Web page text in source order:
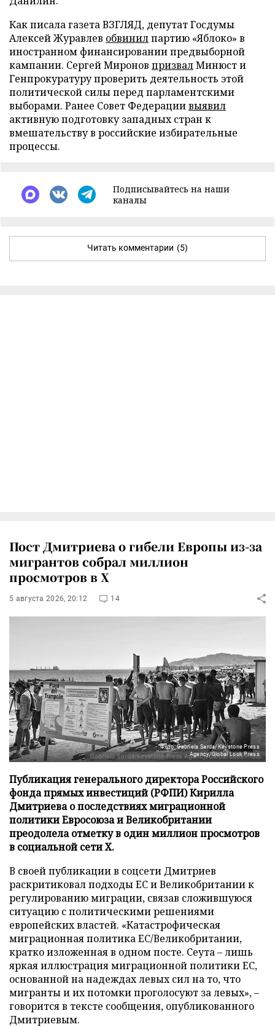
Как писала газета ВЗГЛЯД, депутат Госдумы
Алексей Журавлев обвинилпартию «Яблоко» в
иностранном финансировании предвыборной
кампании. Сергей Миронов призвалМинюст и
Генпрокуратуру проверить деятельность этой
политической силы перед парламентскими
выборами. Ранее Совет Федерациивыявил
активную подготовку западных стран к
вмешательству в российские избирательные
процессы.
Подписывайтесь на наши
каналы
Читать комментарии (5)
Пост Дмитриева о гибели Европы из-за
мигрантов собрал миллион
просмотров в X
5 августа 2026, 20:12 14
Фото: Gabriela Sarda/Keystone Press
Agency/Global Look Press
Публикация генерального директора Российского
фонда прямых инвестиций (РФПИ) Кирилла
Дмитриева о последствиях миграционной
политики Евросоюза и Великобритании
преодолела отметку в один миллион просмотров
в социальной сети X.
В своей публикации в соцсети Дмитриев
раскритиковал подходы ЕС и Великобритании к
регулированию миграции, связав сложившуюся
ситуацию с политическими решениями
европейских властей. «Катастрофическая
миграционная политика ЕС/Великобритании,
кратко изложенная в одном посте. Сеута – лишь
яркая иллюстрация миграционной политики ЕС,
основанной на надеждах левых сил на то, что
мигранты и их потомки проголосуют за левых», –
говорится в тексте сообщения, опубликованного
Дмитриевым.